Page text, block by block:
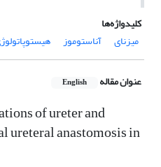
کلیدواژه‌ها
میزنای
آناستوموز
عنوان مقاله English
of ureter and
ureteral anastomosis in